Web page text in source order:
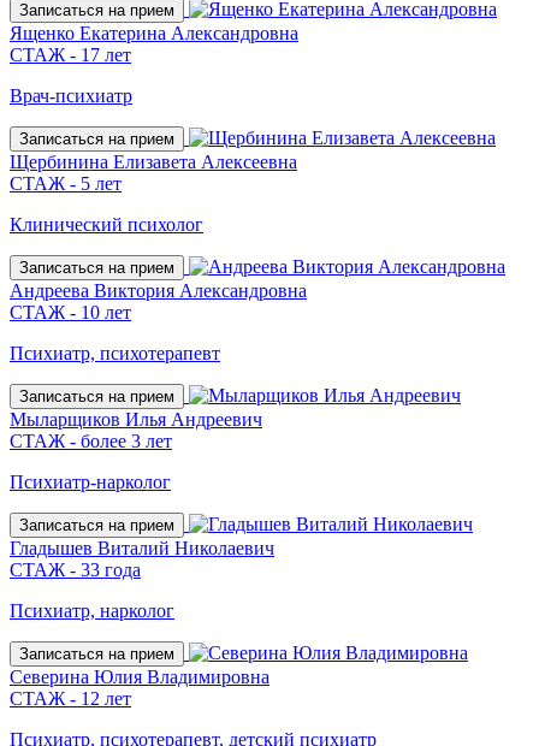
Записаться на прием
Ященко Екатерина Александровна
СТАЖ - 17 лет
Врач-психиатр
Записаться на прием
Щербинина Елизавета Алексеевна
СТАЖ - 5 лет
Клинический психолог
Записаться на прием
Андреева Виктория Александровна
СТАЖ - 10 лет
Психиатр, психотерапевт
Записаться на прием
Мыларщиков Илья Андреевич
СТАЖ - более 3 лет
Психиатр-нарколог
Записаться на прием
Гладышев Виталий Николаевич
СТАЖ - 33 года
Психиатр, нарколог
Записаться на прием
Северина Юлия Владимировна
СТАЖ - 12 лет
Психиатр, психотерапевт, детский психиатр